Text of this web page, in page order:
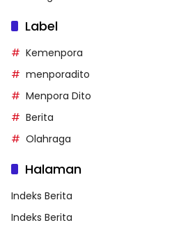
Label
Kemenpora
menporadito
Menpora Dito
Berita
Olahraga
Halaman
Indeks Berita
Indeks Berita